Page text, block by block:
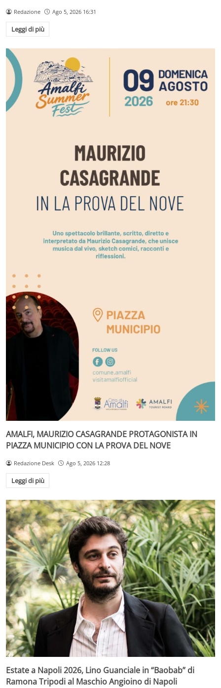
Redazione Ago 5, 2026 16:31
Leggi di più
AMALFI, MAURIZIO CASAGRANDE PROTAGONISTA IN
PIAZZA MUNICIPIO CON LA PROVA DEL NOVE
Redazione Desk Ago 5, 2026 12:28
Leggi di più
Estate a Napoli 2026, Lino Guanciale in “Baobab” di
Ramona Tripodi al Maschio Angioino di Napoli